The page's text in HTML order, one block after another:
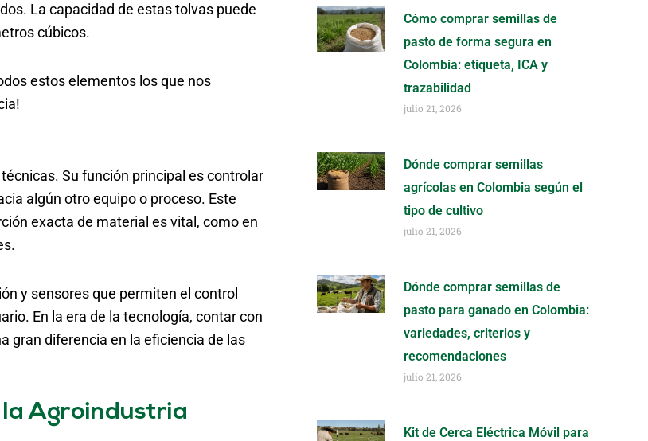
La capacidad de estas tolvas puede
cúbicos.
estos elementos los que nos
Su función principal es controlar
algún otro equipo o proceso. Este
exacta de material es vital, como en
y sensores que permiten el control
En la era de la tecnología, contar con
gran diferencia en la eficiencia de las
la Agroindustria
Cómo comprar semillas de
pasto de forma segura en
Colombia: etiqueta, ICA y
trazabilidad
julio 21, 2026
Dónde comprar semillas
agrícolas en Colombia según el
tipo de cultivo
julio 21, 2026
Dónde comprar semillas de
pasto para ganado en Colombia:
variedades, criterios y
recomendaciones
julio 21, 2026
Kit de Cerca Eléctrica Móvil para